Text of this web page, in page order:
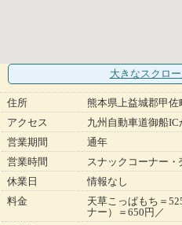
大きなスクロ
住所
熊本県上益城郡甲佐
アクセス
九州自動車道御船
営業期間
通年
営業時間
スナックコーナー
休業日
情報なし
料金
天草こっぱもち＝
ナー）＝650円／